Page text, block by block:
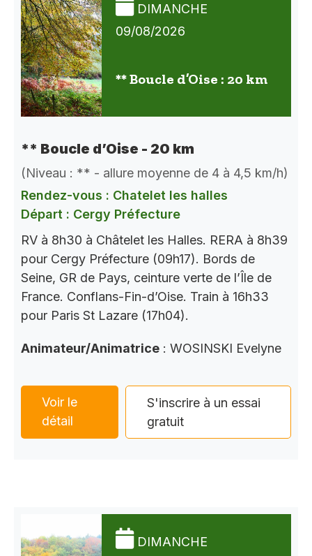
DIMANCHE
09/08/2026
** Boucle d’Oise : 20 km
** Boucle d’Oise - 20 km
(Niveau : ** - allure moyenne de 4 à 4,5 km/h)
Rendez-vous : Chatelet les halles
Départ : Cergy Préfecture
RV à 8h30 à Châtelet les Halles. RERA à 8h39
pour Cergy Préfecture (09h17). Bords de
Seine, GR de Pays, ceinture verte de l’Île de
France. Conflans-Fin-d’Oise. Train à 16h33
pour Paris St Lazare (17h04).
Animateur/Animatrice : WOSINSKI Evelyne
Voir le
détail
S'inscrire à un essai
gratuit
DIMANCHE